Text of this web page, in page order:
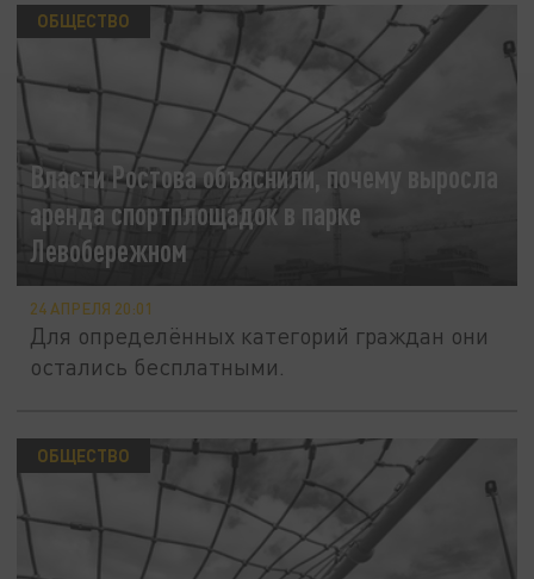
Власти Ростова объяснили, почему выросла
аренда спортплощадок в парке
Левобережном
ОБЩЕСТВО
24 АПРЕЛЯ 20:01
Для определённых категорий граждан они
остались бесплатными.
ОБЩЕСТВО